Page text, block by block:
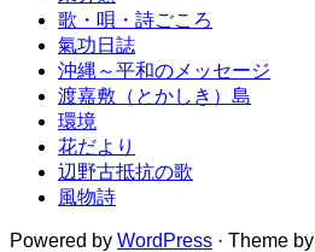
歌・唄・詩ごころ
氣功日誌
沖縄～平和のメッセージ
渡嘉敷（とかしき）島
環境
花だより
辺野古抵抗の歌
風物詩
Powered by WordPress · Theme by